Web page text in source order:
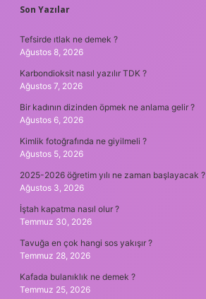
SIDEBAR
Son Yazılar
Tefsirde ıtlak ne demek ?
Ağustos 8, 2026
Karbondioksit nasıl yazılır TDK ?
Ağustos 7, 2026
Bir kadının dizinden öpmek ne anlama gelir ?
Ağustos 6, 2026
Kimlik fotoğrafında ne giyilmeli ?
Ağustos 5, 2026
2025-2026 öğretim yılı ne zaman başlayacak ?
Ağustos 3, 2026
İştah kapatma nasıl olur ?
Temmuz 30, 2026
Tavuğa en çok hangi sos yakışır ?
Temmuz 28, 2026
Kafada bulanıklık ne demek ?
Temmuz 25, 2026